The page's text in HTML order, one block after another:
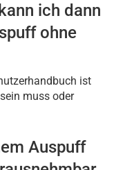
ich dann
ohne
ist
muss oder
Auspuff